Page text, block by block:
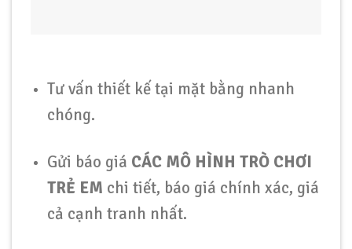
Tư vấn thiết kế tại mặt bằng nhanh
chóng.
Gửi báo giá CÁC MÔ HÌNH TRÒ CHƠI
TRẺ EM chi tiết, báo giá chính xác, giá
cả cạnh tranh nhất.